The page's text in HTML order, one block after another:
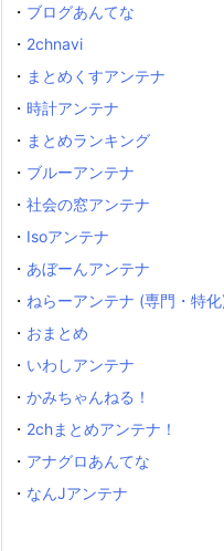
・ ブログあんてな
・ 2chnavi
・ まとめくすアンテナ
・ 時計アンテナ
・ まとめランキング
・ ブルーアンテナ
・ 社会の窓アンテナ
・ Isoアンテナ
・ あぼーんアンテナ
・ ねらーアンテナ (専門・特化
・ おまとめ
・ いわしアンテナ
・ かみちゃんねる！
・ 2chまとめアンテナ！
・ アナグロあんてな
・ なんJアンテナ